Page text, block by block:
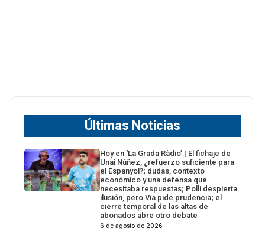
Últimas Noticias
Hoy en ‘La Grada Ràdio’ | El fichaje de
Unai Núñez, ¿refuerzo suficiente para
el Espanyol?; dudas, contexto
económico y una defensa que
necesitaba respuestas; Polli despierta
ilusión, pero Via pide prudencia; el
cierre temporal de las altas de
abonados abre otro debate
6 de agosto de 2026